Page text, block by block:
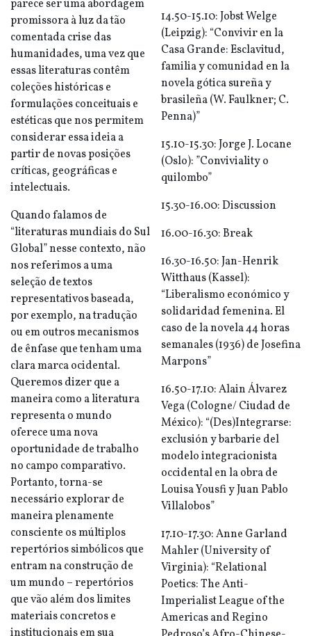
parece ser uma abordagem
promissora à luz da tão
comentada crise das
humanidades, uma vez que
essas literaturas contêm
coleções históricas e
formulações conceituais e
estéticas que nos permitem
considerar essa ideia a
partir de novas posições
críticas, geográficas e
intelectuais.
Quando falamos de
“literaturas mundiais do Sul
Global” nesse contexto, não
nos referimos a uma
seleção de textos
representativos baseada,
por exemplo, na tradução
ou em outros mecanismos
de ênfase que tenham uma
clara marca ocidental.
Queremos dizer que a
maneira como a literatura
representa o mundo
oferece uma nova
oportunidade de trabalho
no campo comparativo.
Portanto, torna-se
necessário explorar de
maneira plenamente
consciente os múltiplos
repertórios simbólicos que
entram na construção de
um mundo – repertórios
que vão além dos limites
materiais concretos e
14.50-15.10: Jobst Welge
(Leipzig): “Convivir en la
Casa Grande: Esclavitud,
familia y comunidad en la
novela gótica sureña y
brasileña (W. Faulkner; C.
Penna)”
15.10-15.30: Jorge J. Locane
(Oslo): ”Conviviality o
quilombo”
15.30-16.00: Discussion
16.00-16.30: Break
16.30-16.50: Jan-Henrik
Witthaus (Kassel):
“Liberalismo económico y
solidaridad femenina. El
caso de la novela 44 horas
semanales (1936) de Josefina
Marpons”
16.50-17.10: Alain Álvarez
Vega (Cologne/ Ciudad de
México): “(Des)Integrarse:
exclusión y barbarie del
modelo integracionista
occidental en la obra de
Louisa Yousfi y Juan Pablo
Villalobos”
17.10-17.30: Anne Garland
Mahler (University of
Virginia): “Relational
Poetics: The Anti-
Imperialist League of the
Americas and Regino